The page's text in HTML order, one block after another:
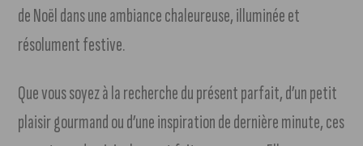
de Noël dans une ambiance chaleureuse, illuminée et
résolument festive.
Que vous soyez à la recherche du présent parfait, d’un petit
plaisir gourmand ou d’une inspiration de dernière minute, ces